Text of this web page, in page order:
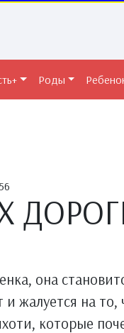
Роды
она
и жалуется на
которые